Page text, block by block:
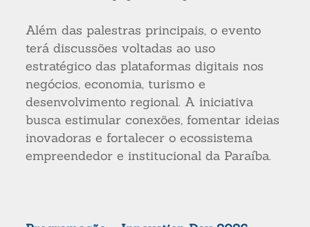
Além das palestras principais, o evento
terá discussões voltadas ao uso
estratégico das plataformas digitais nos
negócios, economia, turismo e
desenvolvimento regional. A iniciativa
busca estimular conexões, fomentar ideias
inovadoras e fortalecer o ecossistema
empreendedor e institucional da Paraíba.